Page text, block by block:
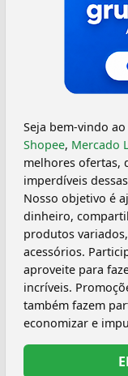
Seja bem-vindo
Shopee, Mercado
melhores ofertas,
imperdíveis
Nosso objetivo é
dinheiro,
produtos
acessórios.
aproveite para
incríveis.
também fazem
economizar e